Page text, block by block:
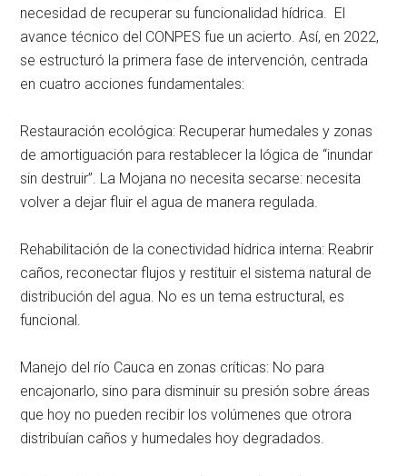
necesidad de recuperar su funcionalidad hídrica. El
avance técnico del CONPES fue un acierto. Así, en 2022,
se estructuró la primera fase de intervención, centrada
en cuatro acciones fundamentales:
Restauración ecológica: Recuperar humedales y zonas
de amortiguación para restablecer la lógica de “inundar
sin destruir”. La Mojana no necesita secarse: necesita
volver a dejar fluir el agua de manera regulada.
Rehabilitación de la conectividad hídrica interna: Reabrir
caños, reconectar flujos y restituir el sistema natural de
distribución del agua. No es un tema estructural, es
funcional.
Manejo del río Cauca en zonas críticas: No para
encajonarlo, sino para disminuir su presión sobre áreas
que hoy no pueden recibir los volúmenes que otrora
distribuían caños y humedales hoy degradados.